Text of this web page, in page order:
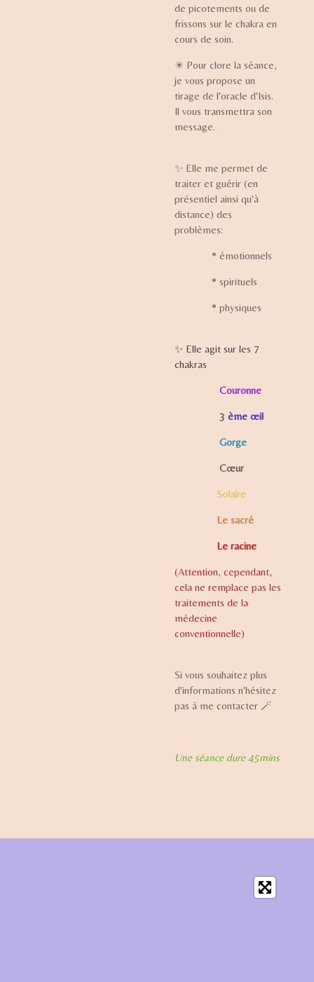
de picotements ou de
frissons sur le chakra en
cours de soin.
✴️ Pour clore la séance,
je vous propose un
tirage de l'oracle d'Isis.
Il vous transmettra son
message.
✨ Elle me permet de
traiter et guérir (en
présentiel ainsi qu'à
distance) des
problèmes:
* émotionnels
* spirituels
* physiques
✨ Elle agit sur les 7
chakras
Couronne
3 ème œil
Gorge
Cœur
Solaire
Le sacré
Le racine
(Attention, cependant,
cela ne remplace pas les
traitements de la
médecine
conventionnelle)
Si vous souhaitez plus
d'informations n'hésitez
pas à me contacter 🪄
Une séance dure 45mins